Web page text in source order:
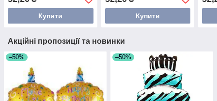
Купити Купити
Акційні пропозиції та новинки
–50% –50%